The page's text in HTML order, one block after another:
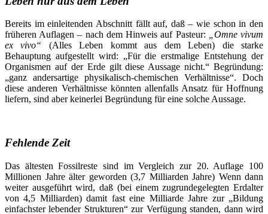
Bereits im einleitenden Abschnitt fällt auf, daß – wie schon in den
früheren Auflagen – nach dem Hinweis auf Pasteur:
„Omne vivum
ex vivo“ (Alles Leben kommt aus dem Leben) die starke
Behauptung aufgestellt wird: „Für die erstmalige Entstehung der
Organismen auf der Erde gilt diese Aussage nicht.“ Begründung:
„ganz andersartige physikalisch-chemischen Verhältnisse“. Doch
diese anderen Verhältnisse könnten allenfalls Ansatz für Hoffnung
liefern, sind aber keinerlei Begründung für eine solche Aussage.
Fehlende Zeit
Das ältesten Fossilreste sind im Vergleich zur 20. Auflage 100
Millionen Jahre älter geworden (3,7 Milliarden Jahre) Wenn dann
weiter ausgeführt wird, daß (bei einem zugrundegelegten Erdalter
von 4,5 Milliarden) damit fast eine Milliarde Jahre zur „Bildung
einfachster lebender Strukturen“ zur Verfügung standen, dann wird